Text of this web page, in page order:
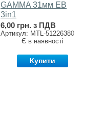
GAMMA 31мм EB
3in1
6,00 грн. з ПДВ
Артикул: MTL-51226380
Є в наявності
Купити